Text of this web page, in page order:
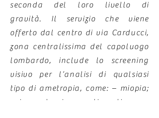
seconda del loro livello di
gravità. Il servizio che viene
offerto dal centro di via Carducci,
zona centralissima del capoluogo
lombardo, include lo screening
visivo per l’analisi di qualsiasi
tipo di ametropia, come: – miopia;
– ipermetropia; – astigmatismo; –